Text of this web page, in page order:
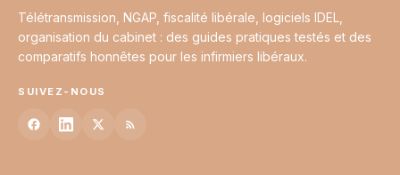
Télétransmission, NGAP, fiscalité libérale, logiciels IDEL,
organisation du cabinet : des guides pratiques testés et des
comparatifs honnêtes pour les infirmiers libéraux.
SUIVEZ-NOUS